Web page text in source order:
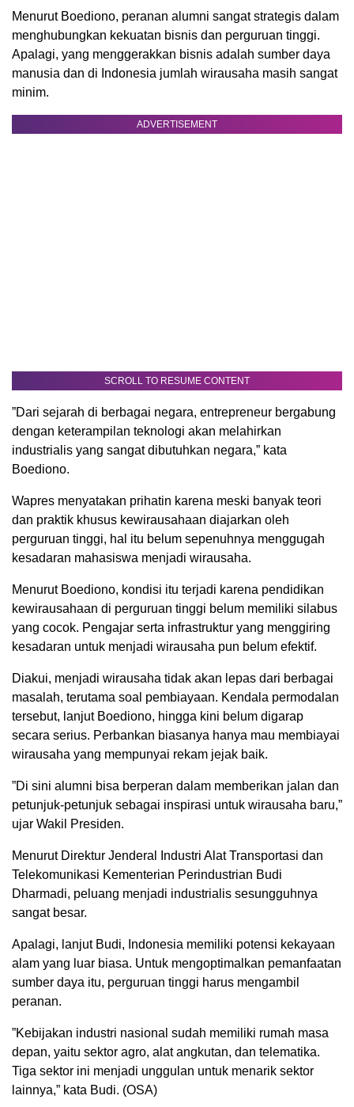
Menurut Boediono, peranan alumni sangat strategis dalam
menghubungkan kekuatan bisnis dan perguruan tinggi.
Apalagi, yang menggerakkan bisnis adalah sumber daya
manusia dan di Indonesia jumlah wirausaha masih sangat
minim.
ADVERTISEMENT
SCROLL TO RESUME CONTENT
”Dari sejarah di berbagai negara, entrepreneur bergabung
dengan keterampilan teknologi akan melahirkan
industrialis yang sangat dibutuhkan negara,” kata
Boediono.
Wapres menyatakan prihatin karena meski banyak teori
dan praktik khusus kewirausahaan diajarkan oleh
perguruan tinggi, hal itu belum sepenuhnya menggugah
kesadaran mahasiswa menjadi wirausaha.
Menurut Boediono, kondisi itu terjadi karena pendidikan
kewirausahaan di perguruan tinggi belum memiliki silabus
yang cocok. Pengajar serta infrastruktur yang menggiring
kesadaran untuk menjadi wirausaha pun belum efektif.
Diakui, menjadi wirausaha tidak akan lepas dari berbagai
masalah, terutama soal pembiayaan. Kendala permodalan
tersebut, lanjut Boediono, hingga kini belum digarap
secara serius. Perbankan biasanya hanya mau membiayai
wirausaha yang mempunyai rekam jejak baik.
”Di sini alumni bisa berperan dalam memberikan jalan dan
petunjuk-petunjuk sebagai inspirasi untuk wirausaha baru,”
ujar Wakil Presiden.
Menurut Direktur Jenderal Industri Alat Transportasi dan
Telekomunikasi Kementerian Perindustrian Budi
Dharmadi, peluang menjadi industrialis sesungguhnya
sangat besar.
Apalagi, lanjut Budi, Indonesia memiliki potensi kekayaan
alam yang luar biasa. Untuk mengoptimalkan pemanfaatan
sumber daya itu, perguruan tinggi harus mengambil
peranan.
”Kebijakan industri nasional sudah memiliki rumah masa
depan, yaitu sektor agro, alat angkutan, dan telematika.
Tiga sektor ini menjadi unggulan untuk menarik sektor
lainnya,” kata Budi. (OSA)